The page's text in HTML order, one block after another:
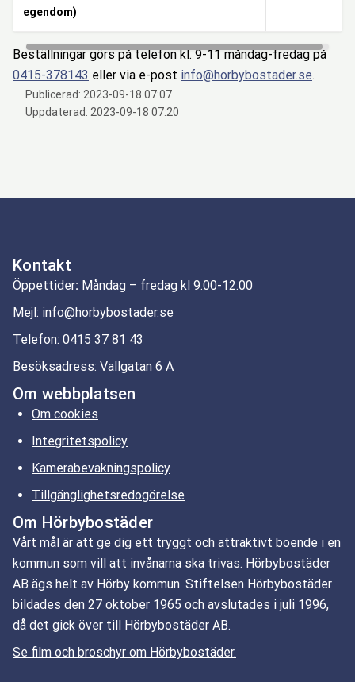
egendom)
Beställningar görs på telefon kl. 9-11 måndag-fredag på
0415-378143 eller via e-post info@horbybostader.se.
Publicerad: 2023-09-18 07:07
Uppdaterad: 2023-09-18 07:20
Kontakt
Öppettider: Måndag – fredag kl 9.00-12.00
Mejl: info@horbybostader.se
Telefon: 0415 37 81 43
Besöksadress: Vallgatan 6 A
Om webbplatsen
Om cookies
Integritetspolicy
Kamerabevakningspolicy
Tillgänglighetsredogörelse
Om Hörbybostäder
Vårt mål är att ge dig ett tryggt och attraktivt boende i en
kommun som vill att invånarna ska trivas. Hörbybostäder
AB ägs helt av Hörby kommun. Stiftelsen Hörbybostäder
bildades den 27 oktober 1965 och avslutades i juli 1996,
då det gick över till Hörbybostäder AB.
Se film och broschyr om Hörbybostäder.